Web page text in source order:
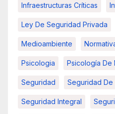
Infraestructuras Críticas
Ley De Seguridad Privada
Medioambiente
Psicologia Psicología De
Seguridad Seguridad De
Seguridad Integral